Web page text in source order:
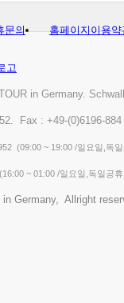
문의 홈페이지이용약
in Germany.
Fax : +49-(0)6196-
(09:00 ~ 19:00 /일요일,독
16:00 ~ 01:00 /일요일,독일공
in Germany, Allright